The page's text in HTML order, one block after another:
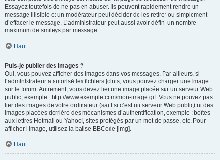
Essayez toutefois de ne pas en abuser. Ils peuvent rapidement rendre un
message illisible et un modérateur peut décider de les retirer ou simplement
d’effacer le message. L’administrateur peut aussi avoir défini un nombre
maximum de smileys par message.
Haut
Puis-je publier des images ?
Oui, vous pouvez afficher des images dans vos messages. Par ailleurs, si
l’administrateur a autorisé les fichiers joints, vous pouvez charger une image
sur le forum. Autrement, vous devez lier une image placée sur un serveur Web
public, exemple : http://www.exemple.com/mon-image.gif. Vous ne pouvez pas
lier des images de votre ordinateur (sauf si c’est un serveur Web public) ni des
images placées derrière des mécanismes d’authentification, exemple : boîtes
aux lettres Hotmail ou Yahoo!, sites protégés par un mot de passe, etc. Pour
afficher l’image, utilisez la balise BBCode [img].
Haut